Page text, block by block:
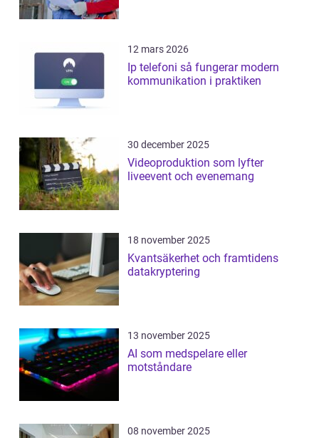
12 mars 2026
Ip telefoni så fungerar modern
kommunikation i praktiken
30 december 2025
Videoproduktion som lyfter
liveevent och evenemang
18 november 2025
Kvantsäkerhet och framtidens
datakryptering
13 november 2025
AI som medspelare eller
motståndare
08 november 2025